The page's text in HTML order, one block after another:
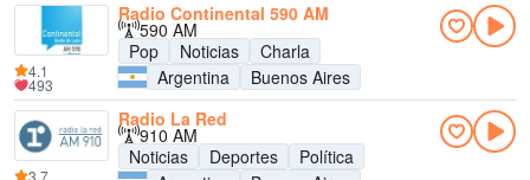
Radio Continental 590 AM
590 AM
Pop
Noticias
Charla
Argentina
Buenos Aires
4.1
493
Radio La Red
910 AM
Noticias
Deportes
Política
3.7